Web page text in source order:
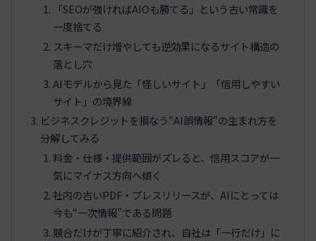
「SEOが強ければAIOも勝てる」という古い常識を
一度捨てる
スキーマだけ増やしても逆効果になるサイト構造の
落とし穴
AIモデルから見た「怪しいサイト」「信用しやすい
サイト」の境界線
ビジネスクレジットを損なう“AI誤情報”の生まれ方を
分解してみる
料金・仕様・提供範囲がズレると、信用スコアが一
気にマイナス方向へ傾く
社内の古いPDF・プレスリリースが、AIにとっては
今も“一次情報”である問題
競合だけが丁寧に紹介され、自社は「一行だけ」に